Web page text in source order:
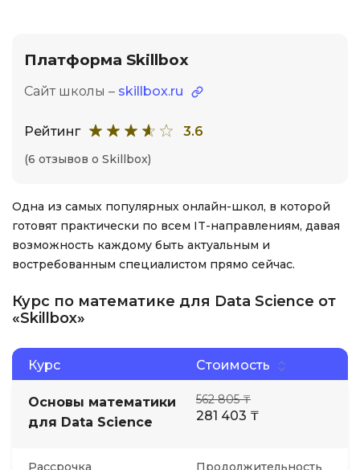
Платформа Skillbox
Сайт школы – skillbox.ru
Рейтинг 3.6
(6 отзывов о Skillbox)
Одна из самых популярных онлайн-школ, в которой
готовят практически по всем IT-направлениям, давая
возможность каждому быть актуальным и
востребованным специалистом прямо сейчас.
Курс по математике для Data Science от
«Skillbox»
Курс Стоимость
Основы математики
для Data Science
562 805 ₸
281 403 ₸
Рассрочка Продолжительность